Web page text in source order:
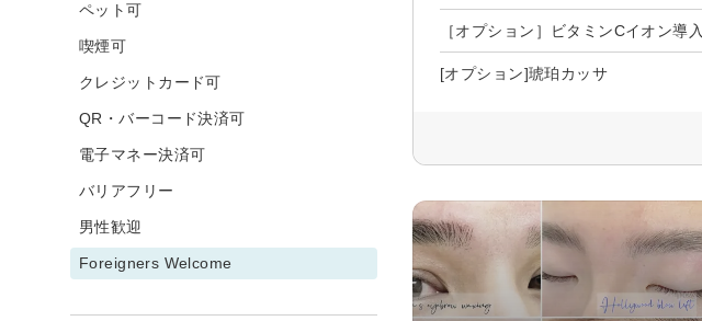
［オプション］ビタミンCイオン導入
[オプション]琥珀カッサ
ペット可
喫煙可
クレジットカード可
QR・バーコード決済可
電子マネー決済可
バリアフリー
男性歓迎
Foreigners Welcome